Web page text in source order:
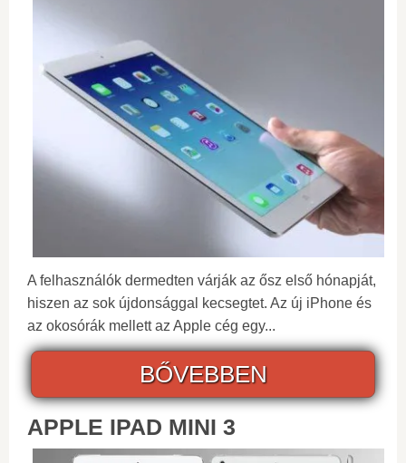
A felhasználók dermedten várják az ősz első hónapját,
hiszen az sok újdonsággal kecsegtet. Az új iPhone és
az okosórák mellett az Apple cég egy...
BŐVEBBEN
APPLE IPAD MINI 3